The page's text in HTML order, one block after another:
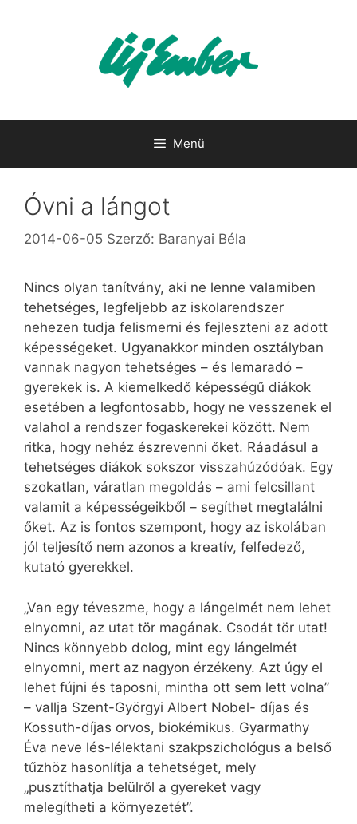
Menü
Óvni a lángot
2014-06-05 Szerző: Baranyai Béla
Nincs olyan tanítvány, aki ne lenne valamiben
tehetséges, legfeljebb az iskolarendszer
nehezen tudja felismerni és fejleszteni az adott
képességeket. Ugyanakkor minden osztályban
vannak nagyon tehetséges – és lemaradó –
gyerekek is. A kiemelkedő képességű diákok
esetében a legfontosabb, hogy ne vesszenek el
valahol a rendszer fogaskerekei között. Nem
ritka, hogy nehéz észrevenni őket. Ráadásul a
tehetséges diákok sokszor visszahúzódóak. Egy
szokatlan, váratlan megoldás – ami felcsillant
valamit a képességeikből – segíthet megtalálni
őket. Az is fontos szempont, hogy az iskolában
jól teljesítő nem azonos a kreatív, felfedező,
kutató gyerekkel.
„Van egy téveszme, hogy a lángelmét nem lehet
elnyomni, az utat tör magának. Csodát tör utat!
Nincs könnyebb dolog, mint egy lángelmét
elnyomni, mert az nagyon érzékeny. Azt úgy el
lehet fújni és taposni, mintha ott sem lett volna”
– vallja Szent-Györgyi Albert Nobel- díjas és
Kossuth-díjas orvos, biokémikus. Gyarmathy
Éva neve lés-lélektani szakpszichológus a belső
tűzhöz hasonlítja a tehetséget, mely
„pusztíthatja belülről a gyereket vagy
melegítheti a környezetét”.